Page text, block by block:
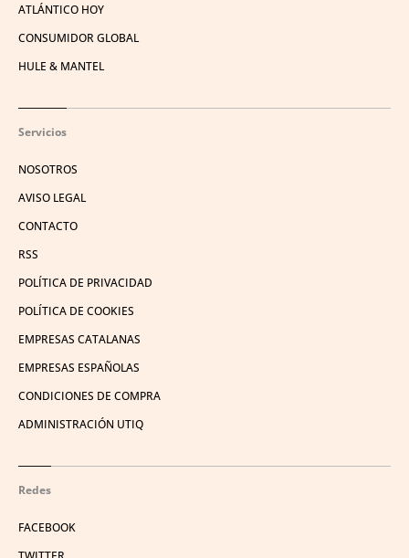
ATLÁNTICO HOY
CONSUMIDOR GLOBAL
HULE & MANTEL
Servicios
NOSOTROS
AVISO LEGAL
CONTACTO
RSS
POLÍTICA DE PRIVACIDAD
POLÍTICA DE COOKIES
EMPRESAS CATALANAS
EMPRESAS ESPAÑOLAS
CONDICIONES DE COMPRA
ADMINISTRACIÓN UTIQ
Redes
FACEBOOK